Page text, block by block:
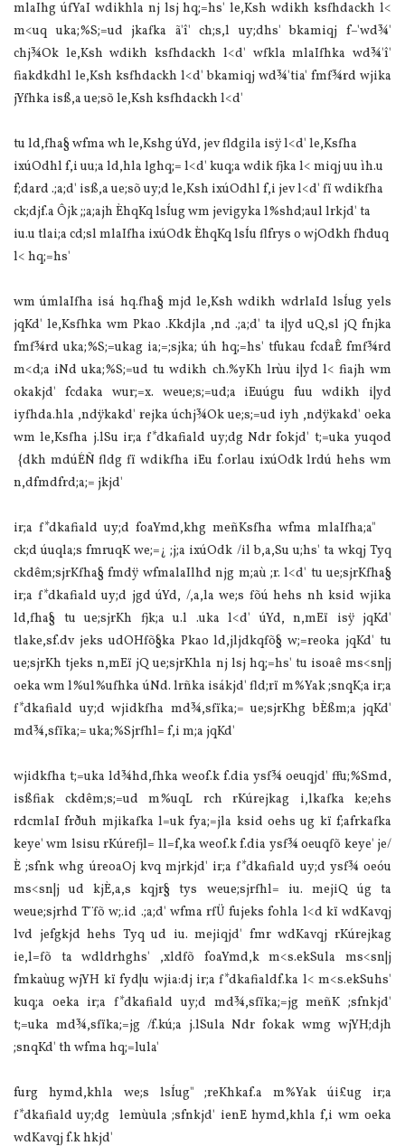
mlaIhg úfYaI wdikhla nj lsj hq;=hs' le,Ksh wdikh ksfhdackh l<
m<uq uka;%S;=ud jkafka ã'î' ch;s,l uy;dhs' bkamiqj f–'wd¾'
chj¾Ok le,Ksh wdikh ksfhdackh l<d' wfkla mlaIfhka wd¾'î'
fiakdkdhl le,Ksh ksfhdackh l<d' bkamiqj wd¾'tia' fmf¾rd wjika
jYfhka isß,a ue;sõ le,Ksh ksfhdackh l<d'
tu ld,fha§ wfma wh le,Kshg úYd, jev fldgila isÿ l<d' le,Ksfha
ixúOdhl f,i uu;a ld,hla lghq;= l<d' kuq;a wdik fjka l< miqj uu ìh.u
f;dard .;a;d' isß,a ue;sõ uy;d le,Ksh ixúOdhl f,i jev l<d' fï wdikfha
ck;djf.a Ôjk ;;a;ajh ÈhqKq lsÍug wm jevigyka l%shd;aul lrkjd' ta
iu.u tlai;a cd;sl mla‍Ifha ixúOdk ÈhqKq lsÍu flfrys o wjOdkh fhduq
l< hq;=hs'
wm úmla‍Ifha isá hq.fha§ mjd le,Ksh wdikh wdrla‍Id lsÍug yels
jqKd' le,Ksfhka wm Pkao .Kkdjla ,nd .;a;d' ta i|yd uQ,sl jQ fnjka
fmf¾rd uka;%S;=ukag ia;=;sjka; úh hq;=hs' tfukau fcdaÊ fmf¾rd
m<d;a iNd uka;%S;=ud tu wdikh ch.%yKh lrùu i|yd l< fiajh wm
okakjd' fcdaka wur;=x. weue;s;=ud;a iEuúgu fuu wdikh i|yd
iyfhda.hla ,ndÿkakd' rejka úchj¾Ok ue;s;=ud iyh ,ndÿkakd' oeka
wm le,Ksfha j.lSu ir;a f*dkafiald uy;dg Ndr fokjd' t;=uka yuqod
{dkh mdúÉÑ fldg fï wdikfha iEu f.orlau ixúOdk lrdú hehs wm
n,dfmdfrd;a;= jkjd'
ir;a f*dkafiald uy;d foaYmd,khg meñKsfha wfma mlaIfha;a"
ck;d úuqla;s fmruqK we;=¿ ;j;a ixúOdk /il b,a,Su u;hs' ta wkqj Tyq
ckdêm;sjrKfha§ fmdÿ wfmala‍Ilhd njg m;aù ;r. l<d' tu ue;sjrKfha§
ir;a f*dkafiald uy;d jgd úYd, /,a,la we;s fõú hehs nh ksid wjika
ld,fha§ tu ue;sjrKh fjk;a u.l .uka l<d' úYd, n,mEï isÿ jqKd'
tlake,sf.dv jeks udOHfõ§ka Pkao ld,jljdkqfõ§ w;=reoka jqKd' tu
ue;sjrKh tjeks n,mEï jQ ue;sjrKhla nj lsj hq;=hs' tu isoaê ms<sn|j
oeka wm l%ul%ufhka úNd. lrñka isákjd' fld;rï m%Yak ;snqK;a ir;a
f*dkafiald uy;d wjidkfha md¾,sfïka;= ue;sjrKhg bÈßm;a jqKd'
md¾,sfïka;= uka;%Sjrfhl= f,i m;a jqKd'
wjidkfha t;=uka ld¾hd,fhka weof.k f.dia ysf¾ oeuqjd' ffu;%Smd,
isßfiak ckdêm;s;=ud m%uqL rch rKúrejkag i,lkafka ke;ehs
rdcmlaI frðuh mjikafka l=uk fya;=jla ksid oehs ug kï f;afrkafka
keye' wm lsisu rKúrefjl= ll=f,ka weof.k f.dia ysf¾ oeuqfõ keye' je/
È ;sfnk whg úreoaOj kvq mjrkjd' ir;a f*dkafiald uy;d ysf¾ oeóu
ms<sn|j ud kjÈ,a,s kqjr§ tys weue;sjrfhl= iu. mejiQ úg ta
weue;sjrhd T¨fõ w;.id .;a;d' wfma rfÜ fujeks fohla l<d kï wdKavqj
lvd jefgkjd hehs Tyq ud iu. mejiqjd' fmr wdKavqj rKúrejkag
ie,l=fõ ta wdldrhghs' ,xldfõ foaYmd,k m<s.ekSula ms<sn|j
fmkaùug wjYH kï fyd|u wjia:dj ir;a f*dkafialdf.ka l< m<s.ekSuhs'
kuq;a oeka ir;a f*dkafiald uy;d md¾,sfïka;=jg meñK ;sfnkjd'
t;=uka md¾,sfïka;=jg /f.kú;a j.lSula Ndr fokak wmg wjYH;djh
;snqKd' th wfma hq;=lula'
furg hymd,khla we;s lsÍug" ;reKhkaf.a m%Yak úi£ug ir;a
f*dkafiald uy;dg lemùula ;sfnkjd' ienE hymd,khla f,i wm oeka
wdKavqj f.k hkjd'